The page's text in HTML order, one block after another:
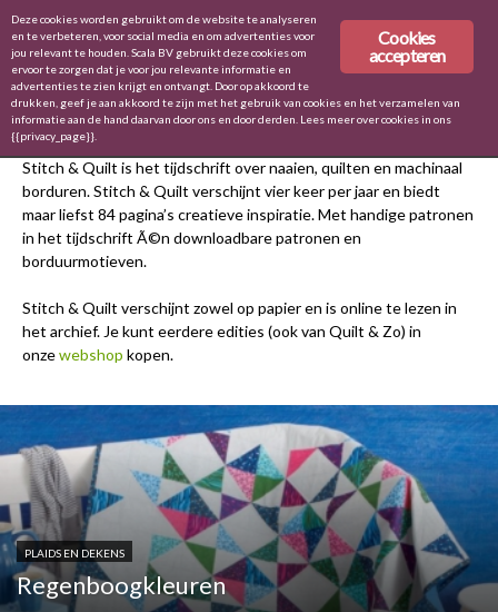
Home Tijdschrift
TIJDSCHRIFT
Stitch & Quilt is het tijdschrift over naaien, quilten en machinaal
borduren. Stitch & Quilt verschijnt vier keer per jaar en biedt
maar liefst 84 pagina’s creatieve inspiratie. Met handige patronen
in het tijdschrift Ã©n downloadbare patronen en
borduurmotieven.
Stitch & Quilt verschijnt zowel op papier en is online te lezen in
het archief. Je kunt eerdere edities (ook van Quilt & Zo) in
onzewebshop kopen.
PLAIDS EN DEKENS
Regenboogkleuren
Cookies
accepteren
Deze cookies worden gebruikt om de website te analyseren
en te verbeteren, voor social media en om advertenties voor
jou relevant te houden. Scala BV gebruikt deze cookies om
ervoor te zorgen dat je voor jou relevante informatie en
advertenties te zien krijgt en ontvangt. Door op akkoord te
drukken, geef je aan akkoord te zijn met het gebruik van cookies en het verzamelen van
informatie aan de hand daarvan door ons en door derden. Lees meer over cookies in ons
{{privacy_page}}.